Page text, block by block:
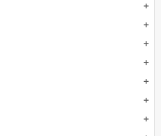
add
add
add
add
add
add
add